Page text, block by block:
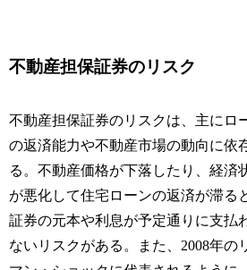
不動産担保証券のリスク
不動産担保証券のリスクは、主にロ
の返済能力や不動産市場の動向に依
る。不動産価格が下落したり、経済
が悪化して住宅ローンの返済が滞る
証券の元本や利息が予定通りに支払
ないリスクがある。また、2008年の